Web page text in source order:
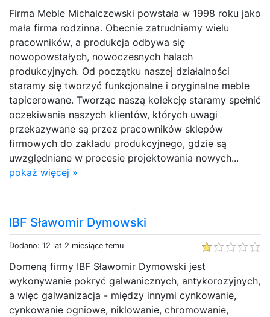
Firma Meble Michalczewski powstała w 1998 roku jako
mała firma rodzinna. Obecnie zatrudniamy wielu
pracowników, a produkcja odbywa się
nowopowstałych, nowoczesnych halach
produkcyjnych. Od początku naszej działalności
staramy się tworzyć funkcjonalne i oryginalne meble
tapicerowane. Tworząc naszą kolekcję staramy spełnić
oczekiwania naszych klientów, których uwagi
przekazywane są przez pracowników sklepów
firmowych do zakładu produkcyjnego, gdzie są
uwzględniane w procesie projektowania nowych...
pokaż więcej »
IBF Sławomir Dymowski
Dodano: 12 lat 2 miesiące temu
Domeną firmy IBF Sławomir Dymowski jest
wykonywanie pokryć galwanicznych, antykorozyjnych,
a więc galwanizacja - między innymi cynkowanie,
cynkowanie ogniowe, niklowanie, chromowanie,